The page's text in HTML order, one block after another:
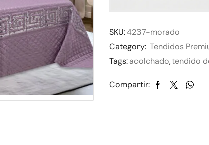
SKU:4237-morado
Category: Tendidos
Tags:acolchado,tendido
Compartir: